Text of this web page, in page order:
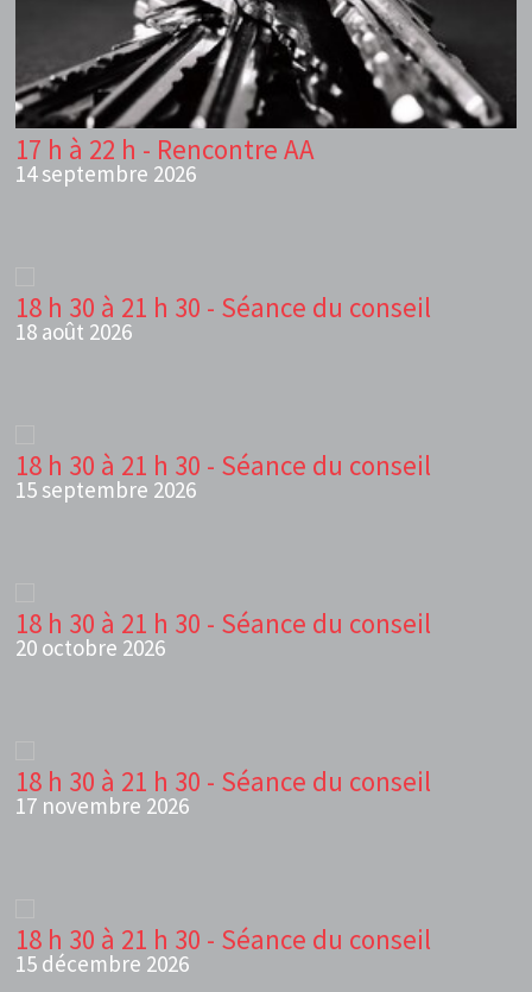
17 h à 22 h - Rencontre AA
14 septembre 2026
18 h 30 à 21 h 30 - Séance du conseil
18 août 2026
18 h 30 à 21 h 30 - Séance du conseil
15 septembre 2026
18 h 30 à 21 h 30 - Séance du conseil
20 octobre 2026
18 h 30 à 21 h 30 - Séance du conseil
17 novembre 2026
18 h 30 à 21 h 30 - Séance du conseil
15 décembre 2026